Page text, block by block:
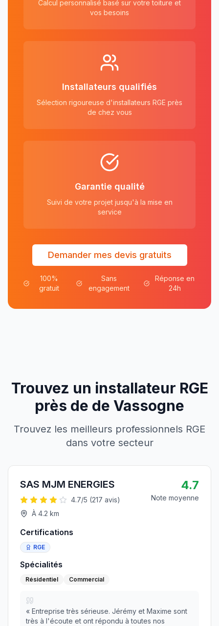
Calcul personnalisé basé sur votre toiture et
vos besoins
Installateurs qualifiés
Sélection rigoureuse d'installateurs RGE près
de chez vous
Garantie qualité
Suivi de votre projet jusqu'à la mise en
service
Demander mes devis gratuits
100%
gratuit
Sans
engagement
Réponse en
24h
Trouvez un installateur RGE
près de de Vassogne
Trouvez les meilleurs professionnels RGE
dans votre secteur
SAS MJM ENERGIES
4.7/5 (217 avis)
À 4.2 km
4.7
Note moyenne
Certifications
RGE
Spécialités
Résidentiel Commercial
« Entreprise très sérieuse. Jérémy et Maxime sont
très à l'écoute et ont répondu à toutes nos